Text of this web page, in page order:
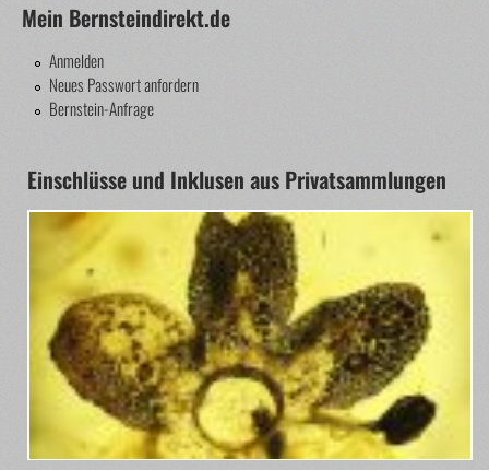
Mein Bernsteindirekt.de
Anmelden
Neues Passwort anfordern
Bernstein-Anfrage
Einschlüsse und Inklusen aus Privatsammlungen